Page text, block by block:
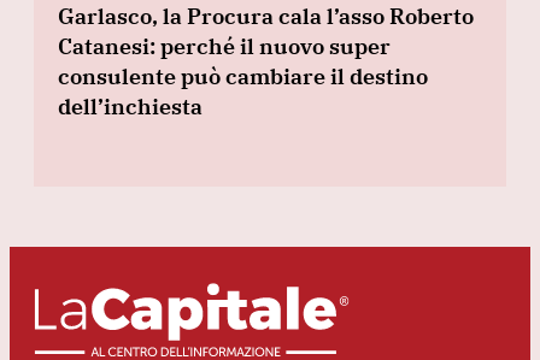
Garlasco, la Procura cala l’asso Roberto
Catanesi: perché il nuovo super
consulente può cambiare il destino
dell’inchiesta